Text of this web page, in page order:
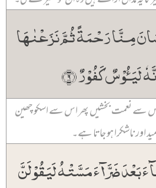
مِنَّا رَحۡمَۃً ثُمَّ نَزَعۡنٰہَا
کَفُوۡرٌ ﴿۹﴾
سے نعمت بخشیں پھر اس سے اسکو چھین
اور ناشکرا ہو جاتا ہے۔
بَعۡدَ ضَرَّآءَ مَسَّتۡہُ لَیَقُوۡلَنَّ